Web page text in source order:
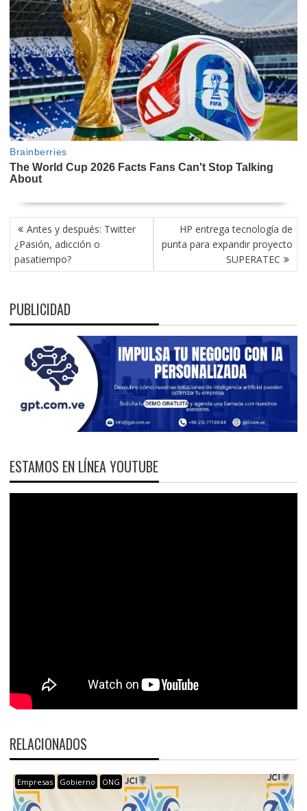
NAVEGACIÓN
DE
ENTRADAS
Antes y después: Twitter
¿Pasión, adicción o
pasatiempo?
HP entrega tecnología de
punta para expandir proyecto
SUPERATEC
PUBLICIDAD
ESTAMOS EN LÍNEA YOUTUBE
RELACIONADOS
Empresas Gobierno ONG